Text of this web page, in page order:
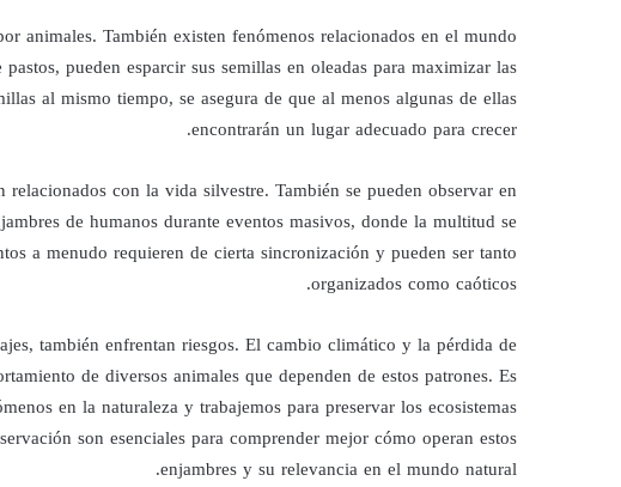
animales. También existen fenómenos relacionados en el mundo
pueden esparcir sus semillas en oleadas para maximizar las
al mismo tiempo, se asegura de que al menos algunas de ellas
encontrarán un lugar adecuado para crecer.
con la vida silvestre. También se pueden observar en
de humanos durante eventos masivos, donde la multitud se
a menudo requieren de cierta sincronización y pueden ser tanto
organizados como caóticos.
también enfrentan riesgos. El cambio climático y la pérdida de
de diversos animales que dependen de estos patrones. Es
en la naturaleza y trabajemos para preservar los ecosistemas
son esenciales para comprender mejor cómo operan estos
enjambres y su relevancia en el mundo natural.